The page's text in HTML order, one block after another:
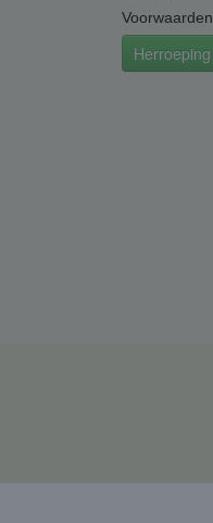
Voorwaarden
Herroeping